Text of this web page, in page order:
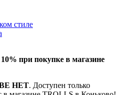
стиле
при покупке в магазине
НЕТ. Доступен только